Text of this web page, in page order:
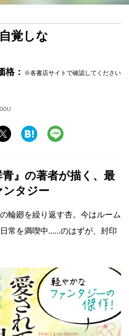
覚しな
格： ※各書店サイトで確認してください
青』の著者が描く、最
ンタジー
輪廻を繰り返す杏。今はルーム
常を満喫中……のはずが、封印